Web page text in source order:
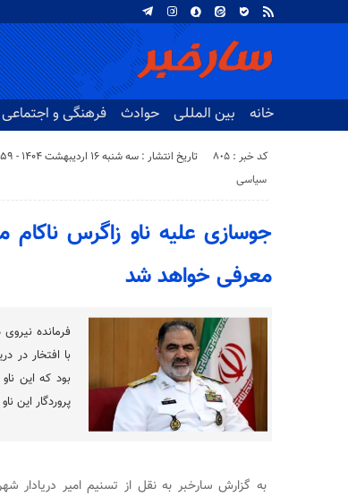
خانه بین المللی حوادث فرهنگی و اجتماعی
کد خبر : 805 تاریخ انتشار : سه شنبه ۱۶ اردیبهشت ۱۴۰۴ - ۱۳:۵۹
سیاسی
جوسازی علیه ناو زاگرس ناکام
معرفی خواهد شد
فرمانده
با افتخار در
بود که این
پروردگار این
به گزارش سارخبر به نقل از تسنیم امیر دریادار